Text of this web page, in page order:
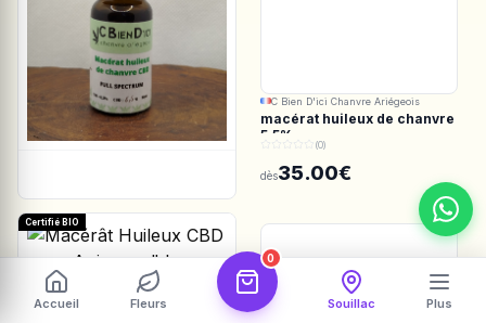
C Bien D'ici Chanvre Ariégeois
macérat huileux de chanvre
5.5%
(0)
dès35.00€
Certifié BIO
Les Botanistes en Herbe
Macérât Huileux CBD pour
Accueil Fleurs
0
Souillac Plus